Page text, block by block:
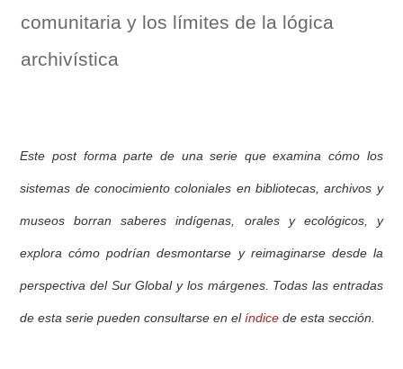
comunitaria y los límites de la lógica
archivística
Este post forma parte de una serie que examina cómo los
sistemas de conocimiento coloniales en bibliotecas, archivos y
museos borran saberes indígenas, orales y ecológicos, y
explora cómo podrían desmontarse y reimaginarse desde la
perspectiva del Sur Global y los márgenes. Todas las entradas
de esta serie pueden consultarse en el índice de esta sección.